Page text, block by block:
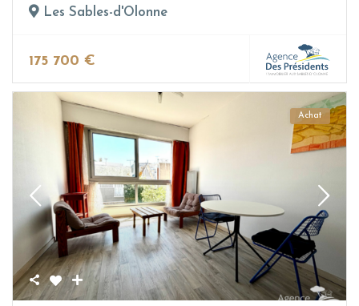
Les Sables-d'Olonne
175 700 €
Achat